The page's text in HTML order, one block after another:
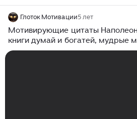
Глоток Мотивации5 лет
Мотивирующие цитаты
книги думай и богатей, мудрые